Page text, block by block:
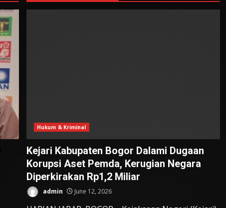
Hukum & Kriminal
Kejari Kabupaten Bogor Dalami Dugaan
Korupsi Aset Pemda, Kerugian Negara
Diperkirakan Rp1,2 Miliar
admin June 12, 2026